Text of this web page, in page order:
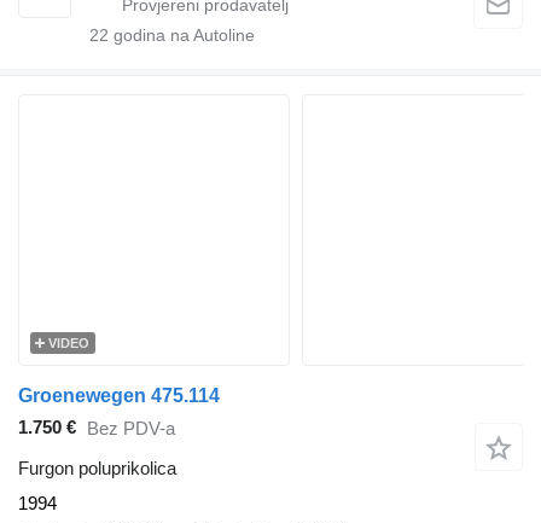
22 godina na Autoline
VIDEO
Groenewegen 475.114
1.750 €
Bez PDV-a
Furgon poluprikolica
1994